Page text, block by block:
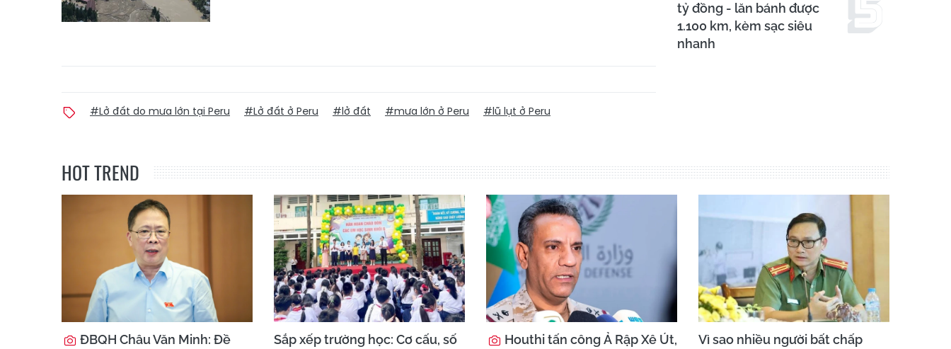
#Lở đất do mưa lớn tại Peru #Lở đất ở Peru #lở đất #mưa lớn ở Peru #lũ lụt ở Peru
tỷ đồng - lăn bánh được
1.100 km, kèm sạc siêu
nhanh
HOT TREND
ĐBQH Châu Văn Minh: Đề
Sắp xếp trường học: Cơ cấu, số
Houthi tấn công Ả Rập Xê Út,
Vì sao nhiều người bất chấp